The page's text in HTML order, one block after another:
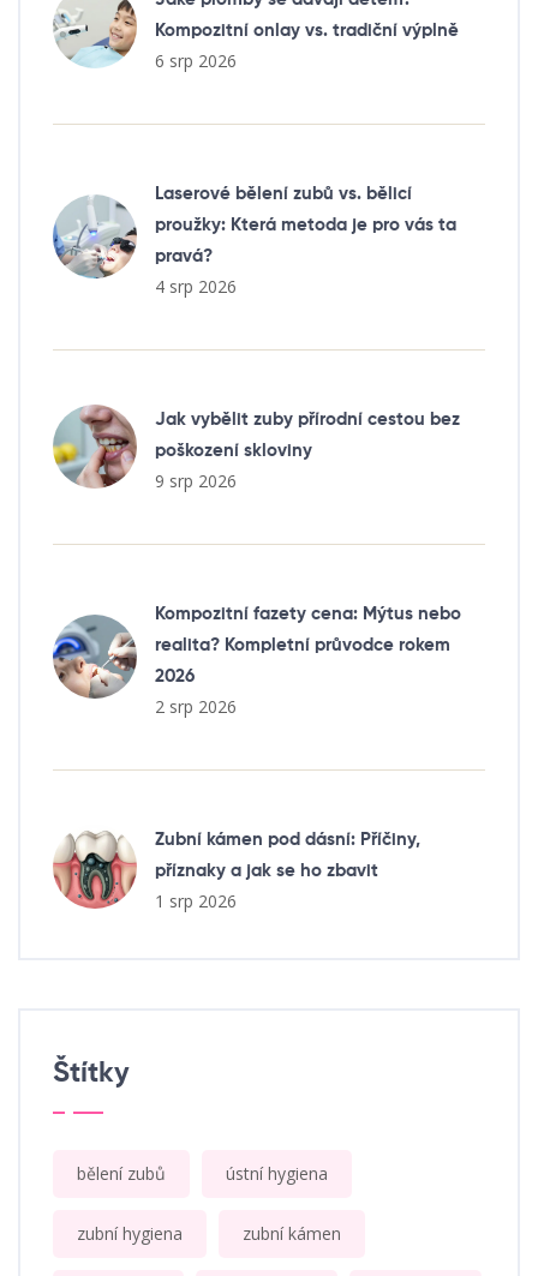
Kompozitní onlay vs. tradiční výplně
6 srp 2026
Laserové bělení zubů vs. bělicí
proužky: Která metoda je pro vás ta
pravá?
4 srp 2026
Jak vybělit zuby přírodní cestou bez
poškození skloviny
9 srp 2026
Kompozitní fazety cena: Mýtus nebo
realita? Kompletní průvodce rokem
2026
2 srp 2026
Zubní kámen pod dásní: Příčiny,
příznaky a jak se ho zbavit
1 srp 2026
Štítky
bělení zubů ústní hygiena
zubní hygiena zubní kámen